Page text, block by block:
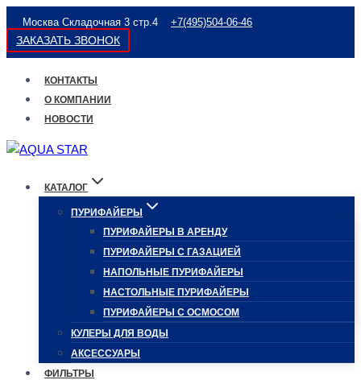
Перейти
к
содержимому
Москва Складочная 3 стр.4 +7(495)504-06-46
ЗАКАЗАТЬ ЗВОНОК
КОНТАКТЫ
О КОМПАНИИ
НОВОСТИ
КАТАЛОГ
ПУРИФАЙЕРЫ
ПУРИФАЙЕРЫ В АРЕНДУ
ПУРИФАЙЕРЫ С ГАЗАЦИЕЙ
НАПОЛЬНЫЕ ПУРИФАЙЕРЫ
НАСТОЛЬНЫЕ ПУРИФАЙЕРЫ
ПУРИФАЙЕРЫ С ОСМОСОМ
КУЛЕРЫ ДЛЯ ВОДЫ
АКСЕССУАРЫ
ФИЛЬТРЫ